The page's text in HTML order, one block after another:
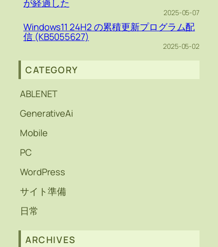
が経過した
2025-05-07
Windows11 24H2 の累積更新プログラム配
信 (KB5055627)
2025-05-02
CATEGORY
ABLENET
GenerativeAi
Mobile
PC
WordPress
サイト準備
日常
ARCHIVES